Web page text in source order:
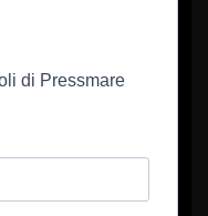
di Pressmare